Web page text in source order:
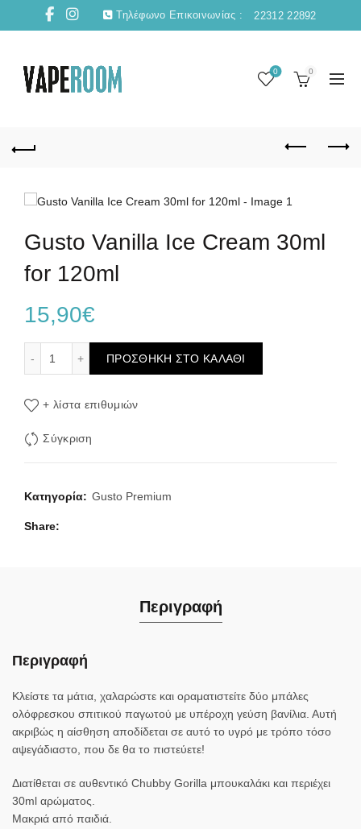
Τηλέφωνο Επικοινωνίας : 22312 22892
0 0
Gusto Vanilla Ice Cream 30ml
for 120ml
15,90€
ΠΡΟΣΘΉΚΗ ΣΤΟ ΚΑΛΆΘΙ
+ λίστα επιθυμιών
Σύγκριση
Κατηγορία: Gusto Premium
Share
Περιγραφή
Περιγραφή
Κλείστε τα μάτια, χαλαρώστε και οραματιστείτε δύο μπάλες
ολόφρεσκου σπιτικού παγωτού με υπέροχη γεύση βανίλια. Αυτή
ακριβώς η αίσθηση αποδίδεται σε αυτό το υγρό με τρόπο τόσο
αψεγάδιαστο, που δε θα το πιστεύετε!
Διατίθεται σε αυθεντικό Chubby Gorilla μπουκαλάκι και περιέχει
30ml αρώματος.
Μακριά από παιδιά.